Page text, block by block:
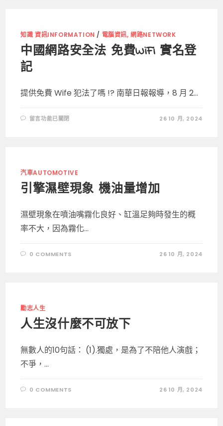
知識 資訊INFORMATION / 電腦資訊, 網路NETWORK
中國網路安全法 免費WiFi 實名登
記
提供免費 Wife 犯法了嗎 !? 南華日報報導，8 月 2...
在
免
費
WIFI
實
名
記〉
中
留言功能已關閉 26 10 月, 2024
汽車AUTOMOTIVE
引擎濕壁現象 機油量增加
濕壁現象在噴油嘴霧化良好、缸溫足夠時發生的概
率不大，因為霧化...
0 COMMENTS 26 10 月, 2024
勵志人生
人生沒什麼不可放下
無數人的10句話： (1).獨處，是為了不陪他人演戲；
不爭，...
0 COMMENTS 26 10 月, 2024